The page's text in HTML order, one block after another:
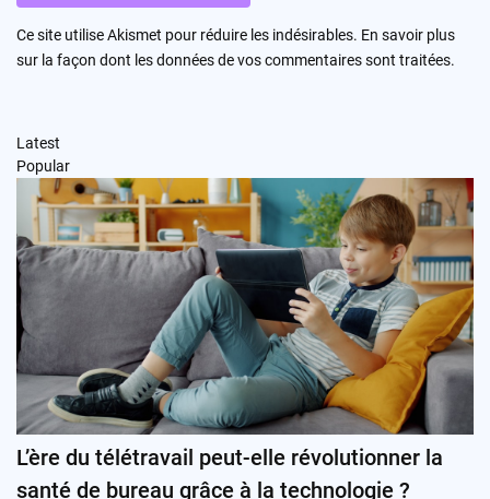
Ce site utilise Akismet pour réduire les indésirables. En savoir plus
sur la façon dont les données de vos commentaires sont traitées.
Latest
Popular
L’ère du télétravail peut-elle révolutionner la
santé de bureau grâce à la technologie ?